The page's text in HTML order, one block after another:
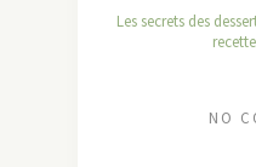
Les secrets des
NO